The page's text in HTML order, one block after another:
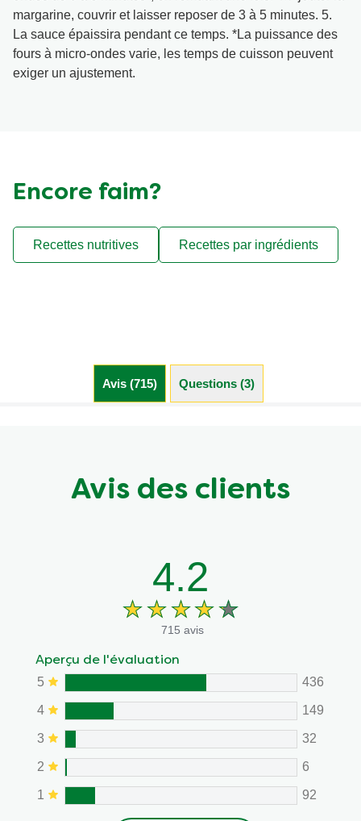
margarine, couvrir et laisser reposer de 3 à 5 minutes. 5.
La sauce épaissira pendant ce temps. *La puissance des
fours à micro-ondes varie, les temps de cuisson peuvent
exiger un ajustement.
Encore faim?
Recettes nutritives Recettes par ingrédients
Avis (715) Questions (3)
Avis des clients
4.2
715 avis
Aperçu de l'évaluation
5 436
4 149
3 32
2 6
1 92